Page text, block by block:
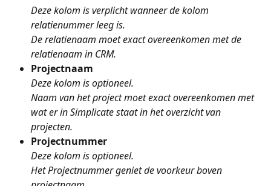
Deze kolom is verplicht wanneer de kolom
relatienummer leeg is.
De relatienaam moet exact overeenkomen met de
relatienaam in CRM.
Projectnaam
Deze kolom is optioneel.
Naam van het project moet exact overeenkomen met
wat er in Simplicate staat in het overzicht van
projecten.
Projectnummer
Deze kolom is optioneel.
Het Projectnummer geniet de voorkeur boven